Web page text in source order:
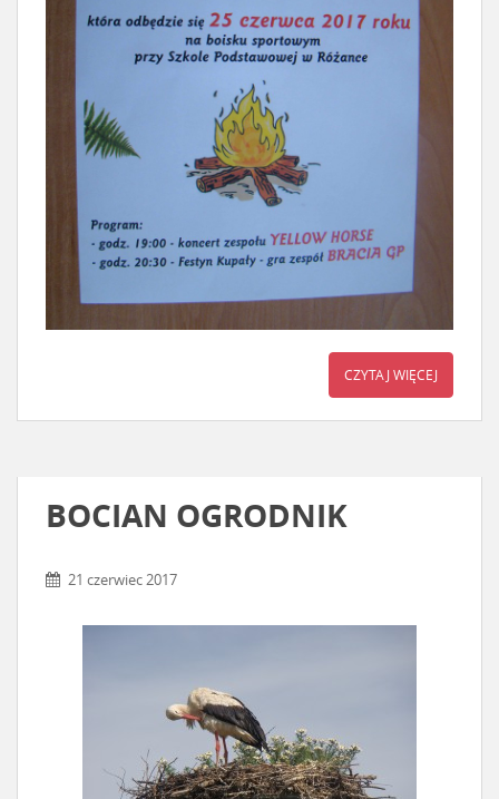
CZYTAJ WIĘCEJ
BOCIAN OGRODNIK
21 czerwiec 2017